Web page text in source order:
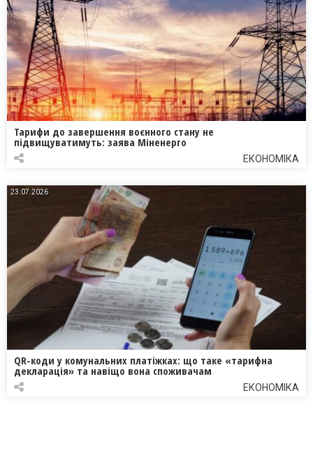
Тарифи до завершення воєнного стану не
підвищуватимуть: заява Міненерго
ЕКОНОМІКА
23.07.2026
QR-коди у комунальних платіжках: що таке «тарифна
декларація» та навіщо вона споживачам
ЕКОНОМІКА